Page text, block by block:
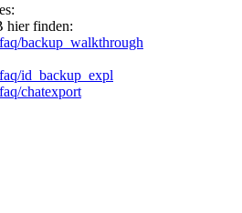
hier finden:
backup_walkthrough
id_backup_expl
chatexport